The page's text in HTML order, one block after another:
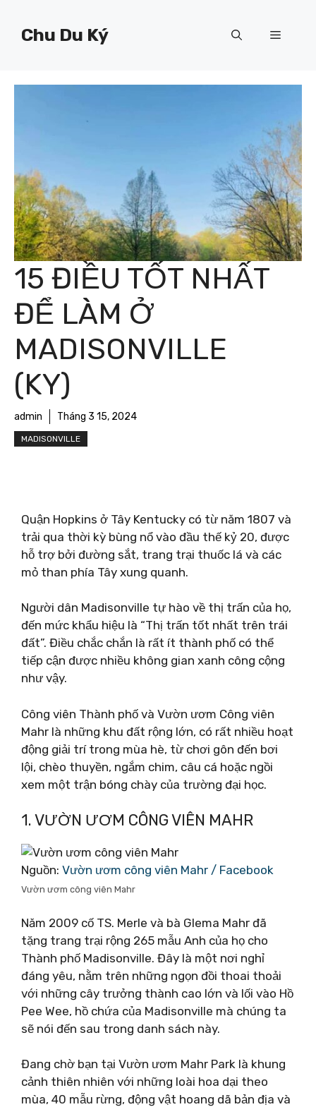
Chu Du Ký Menu
15 ĐIỀU TỐT NHẤT
ĐỂ LÀM Ở
MADISONVILLE
(KY)
admin Tháng 3 15, 2024
MADISONVILLE
Quận Hopkins ở Tây Kentucky có từ năm 1807 và
trải qua thời kỳ bùng nổ vào đầu thế kỷ 20, được
hỗ trợ bởi đường sắt, trang trại thuốc lá và các
mỏ than phía Tây xung quanh.
Người dân Madisonville tự hào về thị trấn của họ,
đến mức khẩu hiệu là “Thị trấn tốt nhất trên trái
đất”. Điều chắc chắn là rất ít thành phố có thể
tiếp cận được nhiều không gian xanh công cộng
như vậy.
Công viên Thành phố và Vườn ươm Công viên
Mahr là những khu đất rộng lớn, có rất nhiều hoạt
động giải trí trong mùa hè, từ chơi gôn đến bơi
lội, chèo thuyền, ngắm chim, câu cá hoặc ngồi
xem một trận bóng chày của trường đại học.
1. VƯỜN ƯƠM CÔNG VIÊN MAHR
Nguồn: Vườn ươm công viên Mahr / Facebook
Vườn ươm công viên Mahr
Năm 2009 cố TS. Merle và bà Glema Mahr đã
tặng trang trại rộng 265 mẫu Anh của họ cho
Thành phố Madisonville. Đây là một nơi nghỉ
đáng yêu, nằm trên những ngọn đồi thoai thoải
với những cây trưởng thành cao lớn và lối vào Hồ
Pee Wee, hồ chứa của Madisonville mà chúng ta
sẽ nói đến sau trong danh sách này.
Đang chờ bạn tại Vườn ươm Mahr Park là khung
cảnh thiên nhiên với những loài hoa dại theo
mùa, 40 mẫu rừng, động vật hoang dã bản địa và